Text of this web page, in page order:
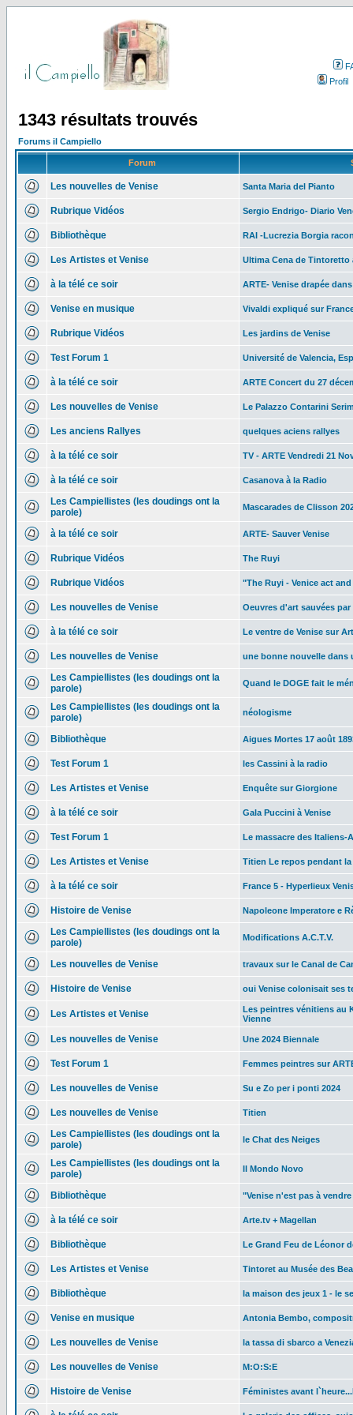
Profil
1343 résultats trouvés
Forums il Campiello
Forum
Les nouvelles de Venise Santa Maria del Pianto
Rubrique Vidéos Sergio Endrigo- Diario
Bibliothèque RAI -Lucrezia Borgia
Les Artistes et Venise Ultima Cena de Tintoretto
à la télé ce soir ARTE- Venise drapée
Venise en musique Vivaldi expliqué sur
Rubrique Vidéos Les jardins de Venise
Test Forum 1 Université de Valencia,
à la télé ce soir ARTE Concert du 27
Les nouvelles de Venise Le Palazzo Contarini
Les anciens Rallyes quelques aciens rallyes
à la télé ce soir TV - ARTE Vendredi 21
à la télé ce soir Casanova à la Radio
Les Campiellistes (les doudings ont la
parole)
Mascarades de Clisson
à la télé ce soir ARTE- Sauver Venise
Rubrique Vidéos The Ruyi
Rubrique Vidéos "The Ruyi - Venice act
Les nouvelles de Venise Oeuvres d'art sauvées
à la télé ce soir Le ventre de Venise sur
Les nouvelles de Venise une bonne nouvelle dans
Les Campiellistes (les doudings ont la
parole)
Quand le DOGE fait le
Les Campiellistes (les doudings ont la
parole)
néologisme
Bibliothèque Aigues Mortes 17 août
Test Forum 1 les Cassini à la radio
Les Artistes et Venise Enquête sur Giorgione
à la télé ce soir Gala Puccini à Venise
Test Forum 1 Le massacre des Italiens-
Les Artistes et Venise Titien Le repos pendant
à la télé ce soir France 5 - Hyperlieux
Histoire de Venise Napoleone Imperatore e
Les Campiellistes (les doudings ont la
parole)
Modifications A.C.T.V.
Les nouvelles de Venise travaux sur le Canal de
Histoire de Venise oui Venise colonisait ses
Les Artistes et Venise
Les peintres vénitiens au
Vienne
Les nouvelles de Venise Une 2024 Biennale
Test Forum 1 Femmes peintres sur
Les nouvelles de Venise Su e Zo per i ponti 2024
Les nouvelles de Venise Titien
Les Campiellistes (les doudings ont la
parole)
le Chat des Neiges
Les Campiellistes (les doudings ont la
parole)
Il Mondo Novo
Bibliothèque "Venise n'est pas à
à la télé ce soir Arte.tv + Magellan
Bibliothèque Le Grand Feu de Léonor
Les Artistes et Venise Tintoret au Musée des
Bibliothèque la maison des jeux 1 - le
Venise en musique Antonia Bembo,
Les nouvelles de Venise la tassa di sbarco a
Les nouvelles de Venise M:O:S:E
Histoire de Venise Féministes avant